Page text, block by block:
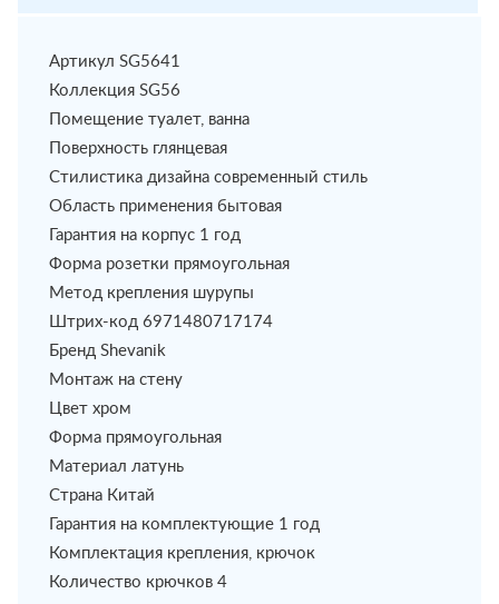
Артикул SG5641
Коллекция SG56
Помещение туалет, ванна
Поверхность глянцевая
Стилистика дизайна современный стиль
Область применения бытовая
Гарантия на корпус 1 год
Форма розетки прямоугольная
Метод крепления шурупы
Штрих-код 6971480717174
Бренд Shevanik
Монтаж на стену
Цвет хром
Форма прямоугольная
Материал латунь
Страна Китай
Гарантия на комплектующие 1 год
Комплектация крепления, крючок
Количество крючков 4